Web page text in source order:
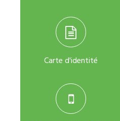
Carte d'identité